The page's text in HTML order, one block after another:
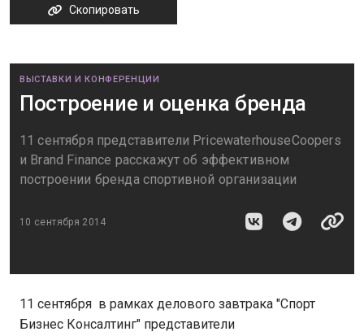
Скопировать
ВЫСТАВКИ И КОНФЕРЕНЦИИ
Построение и оценка бренда
11 сентября представители PricewaterhouseCoopers
и Brand Finance расскажут об эффективном
построении бренда спортивной организации
10 сентября 2014
11 сентября в рамках делового завтрака "Спорт
Бизнес Консалтинг" представители